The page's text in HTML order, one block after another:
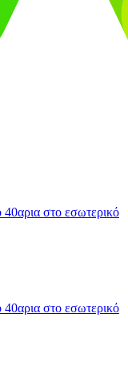
40αρια στο εσωτερικό
40αρια στο εσωτερικό